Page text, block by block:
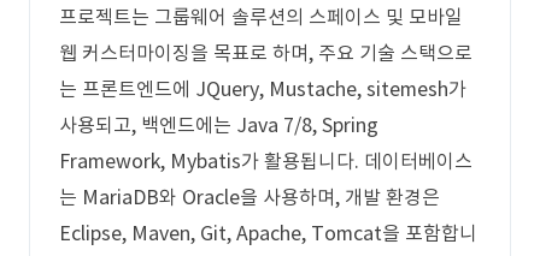
프로젝트는 그룹웨어 솔루션의 스페이스 및 모바일
웹 커스터마이징을 목표로 하며, 주요 기술 스택으로
는 프론트엔드에 JQuery, Mustache, sitemesh가
사용되고, 백엔드에는 Java 7/8, Spring
Framework, Mybatis가 활용됩니다. 데이터베이스
는 MariaDB와 Oracle을 사용하며, 개발 환경은
Eclipse, Maven, Git, Apache, Tomcat을 포함합니